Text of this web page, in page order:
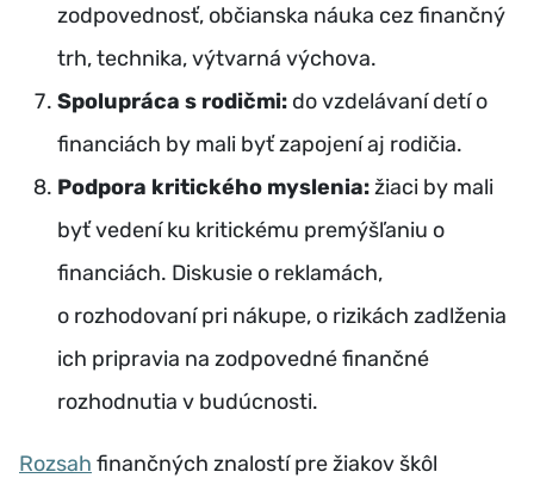
zodpovednosť, občianska náuka cez finančný
trh, technika, výtvarná výchova.
Spolupráca s rodičmi: do vzdelávaní detí o
financiách by mali byť zapojení aj rodičia.
Podpora kritického myslenia:žiaci by mali
byť vedení ku kritickému premýšľaniu o
financiách. Diskusie o reklamách,
o rozhodovaní pri nákupe, o rizikách zadlženia
ich pripravia na zodpovedné finančné
rozhodnutia v budúcnosti.
Rozsah finančných znalostí pre žiakov škôl